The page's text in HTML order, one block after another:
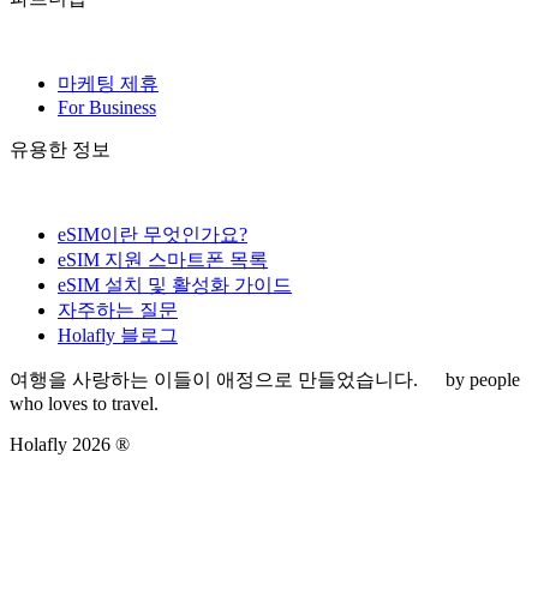
마케팅 제휴
For Business
유용한 정보
eSIM이란 무엇인가요?
eSIM 지원 스마트폰 목록
eSIM 설치 및 활성화 가이드
자주하는 질문
Holafly 블로그
여행을 사랑하는 이들이 애정으로 만들었습니다.
by people
who loves to travel.
Holafly 2026 ®